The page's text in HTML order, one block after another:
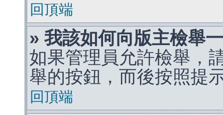
回頂端
» 我該如何向版主檢舉
如果管理員允許檢舉，
舉的按鈕，而後按照提
回頂端